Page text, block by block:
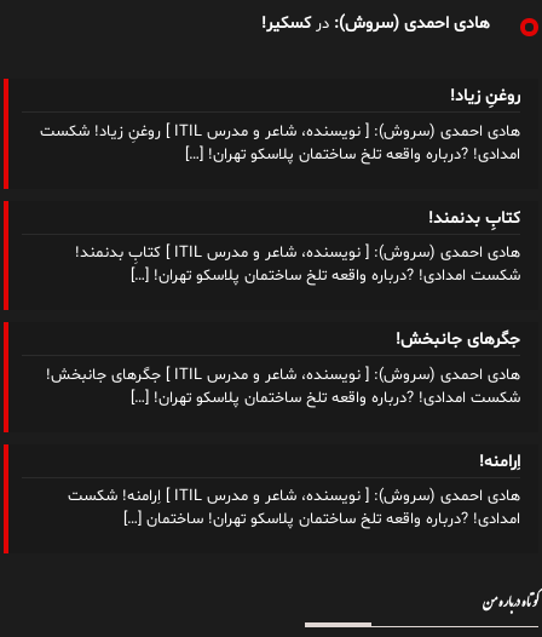
هادی احمدی (سروش): درکسکیر!
روغنِ زیاد!
هادی احمدی (سروش): [ نویسنده، شاعر و مدرس ITIL ] روغنِ زیاد! شکست
امدادی! ?درباره واقعه تلخ ساختمان پلاسکو تهران! […]
کتابِ بدنمند!
هادی احمدی (سروش): [ نویسنده، شاعر و مدرس ITIL ] کتابِ بدنمند!
شکست امدادی! ?درباره واقعه تلخ ساختمان پلاسکو تهران! […]
جگرهای جانبخش!
هادی احمدی (سروش): [ نویسنده، شاعر و مدرس ITIL ] جگرهای جانبخش!
شکست امدادی! ?درباره واقعه تلخ ساختمان پلاسکو تهران! […]
اِرامنه!
هادی احمدی (سروش): [ نویسنده، شاعر و مدرس ITIL ] اِرامنه! شکست
امدادی! ?درباره واقعه تلخ ساختمان پلاسکو تهران! ساختمان […]
کوتاه درباره من